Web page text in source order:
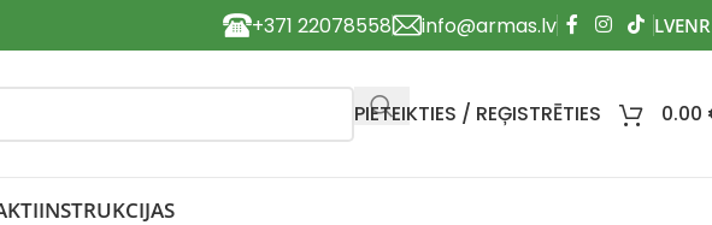
+371 22078558 info@armas.lv
PIETEIKTIES / REĢISTRĒTIES 0.00
INSTRUKCIJAS